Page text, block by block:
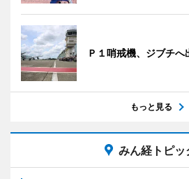
Ｐ１哨戒機、ジブチへ
もっと見る
みん経トピッ